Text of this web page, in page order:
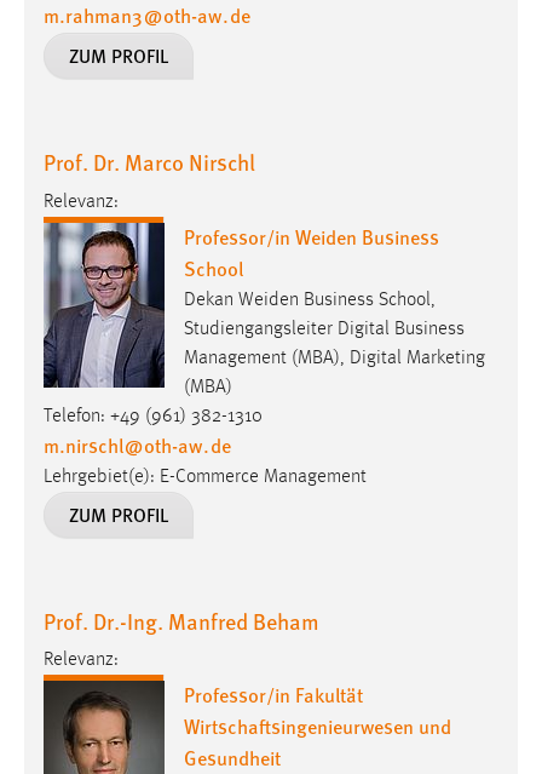
m.rahman3@oth-aw.de
ZUM PROFIL
Prof. Dr. Marco Nirschl
Relevanz:
Professor/in Weiden Business
School
Dekan Weiden Business School,
Studiengangsleiter Digital Business
Management (MBA), Digital Marketing
(MBA)
Telefon: +49 (961) 382-1310
m.nirschl@oth-aw.de
Lehrgebiet(e): E-Commerce Management
ZUM PROFIL
Prof. Dr.-Ing. Manfred Beham
Relevanz:
Professor/in Fakultät
Wirtschaftsingenieurwesen und
Gesundheit